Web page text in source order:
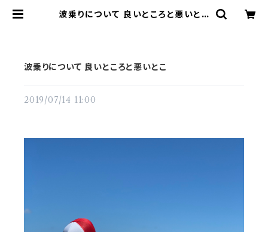
波乗りについて 良いところと悪いとこ
波乗りについて 良いところと悪いとこ
2019/07/14 11:00